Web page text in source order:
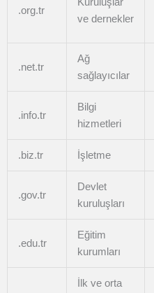
.org.tr
ve dernekler
.net.tr
Ağ
sağlayıcılar
.info.tr
Bilgi
hizmetleri
.biz.tr İşletme
.gov.tr
Devlet
kuruluşları
.edu.tr
Eğitim
kurumları
İlk ve orta